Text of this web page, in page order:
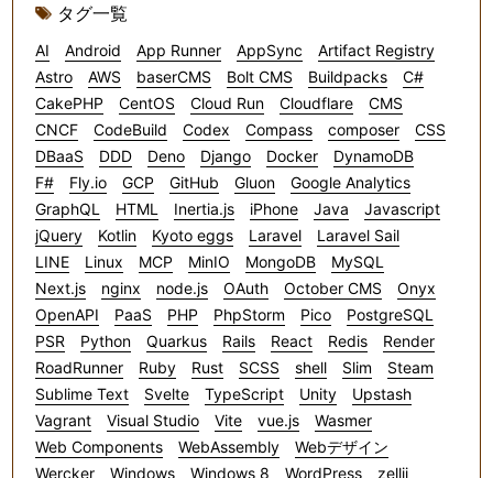
タグ一覧
AI Android App Runner AppSync
Artifact Registry
Astro
AWS baserCMS Bolt CMS Buildpacks
C#
CakePHP
CentOS Cloud Run Cloudflare
CMS
CNCF
CodeBuild Codex Compass composer
CSS
DBaaS
DDD Deno Django Docker
DynamoDB
F#
Fly.io GCP GitHub Gluon
Google Analytics
GraphQL
HTML Inertia.js iPhone Java
Javascript
jQuery
Kotlin Kyoto eggs Laravel
Laravel Sail
LINE
Linux MCP MinIO MongoDB
MySQL
Next.js
nginx node.js OAuth October CMS
Onyx
OpenAPI
PaaS PHP PhpStorm Pico
PostgreSQL
PSR
Python Quarkus Rails React Redis
Render
RoadRunner
Ruby Rust SCSS shell Slim
Steam
Sublime Text
Svelte TypeScript Unity
Upstash
Vagrant
Visual Studio Vite vue.js
Wasmer
Web Components
WebAssembly
Webデザイン
Wercker
Windows Windows 8 WordPress
zellij